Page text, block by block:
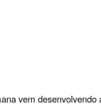
vem